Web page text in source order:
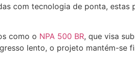
com tecnologia de ponta, estas
como o NPA 500 BR, que visa
lento, o projeto mantém-se